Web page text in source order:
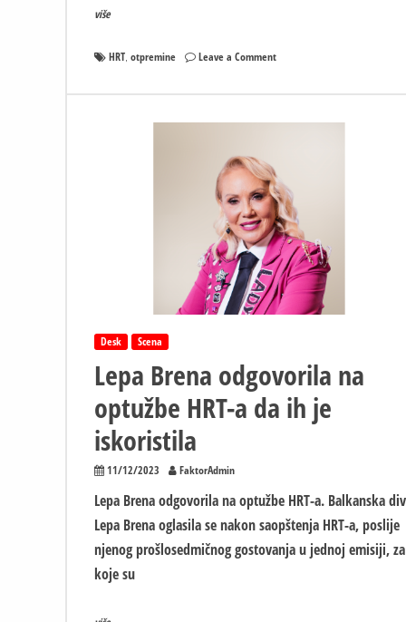
više
HRT, otpremine Leave a Commenton
HRT-
Otpremnine
i
do
90.000
evra
bruto
Desk Scena
Lepa Brena odgovorila na
optužbe HRT-a da ih je
iskoristila
11/12/2023 FaktorAdmin
Lepa Brena odgovorila na optužbe HRT-a. Balkanska
Lepa Brena oglasila se nakon saopštenja HRT-a, poslije
njenog prošlosedmičnog gostovanja u jednoj emisiji, za
koje su